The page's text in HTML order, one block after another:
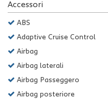
Accessori
ABS
Adaptive Cruise Control
Airbag
Airbag laterali
Airbag Passeggero
Airbag posteriore